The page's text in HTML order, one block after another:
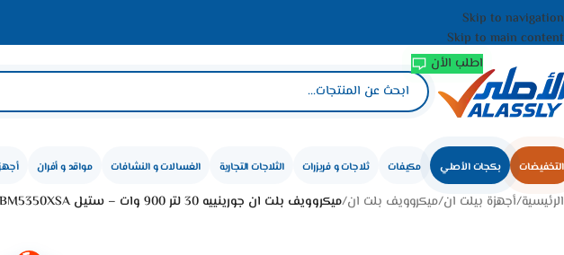
Skip to navigation
Skip to main content
اطلب الأن
التخفيضات بكجات الأصلي مكيفات ثلاجات و فريزرات الثلاجات التجارية الغسالات و النشافات مواقد و أفران
الرئيسية/أجهزة بيلت ان/ميكروويف بلت ان/ميكروويف بلت ان جورينييه 30 لتر 900 وات – ستيل BM5350XSA